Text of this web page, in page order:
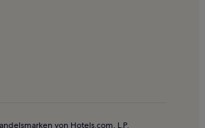
von Hotels.com, L.P.